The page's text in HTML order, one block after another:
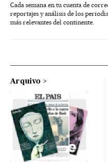
Cada semana en tu cuenta de
reportajes y análisis de los
más relevantes del continente.
Arquivo